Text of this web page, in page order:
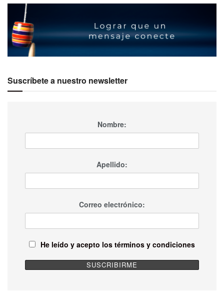
Suscríbete a nuestro newsletter
Nombre:
Apellido:
Correo electrónico:
He leído y acepto los términos y condiciones